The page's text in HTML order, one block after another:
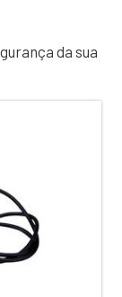
da sua